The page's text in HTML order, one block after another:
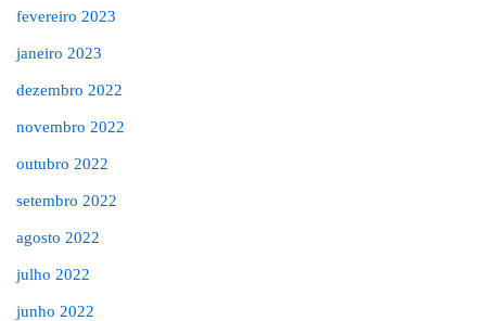
fevereiro 2023
janeiro 2023
dezembro 2022
novembro 2022
outubro 2022
setembro 2022
agosto 2022
julho 2022
junho 2022